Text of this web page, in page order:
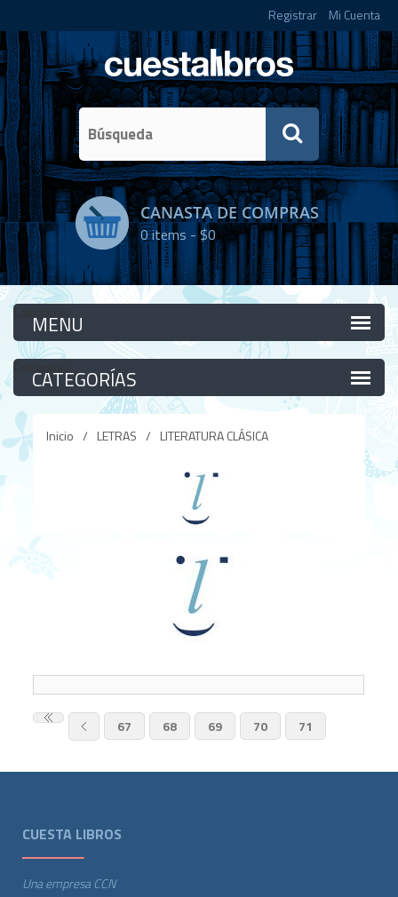
Registrar Mi Cuenta
CANASTA DE COMPRAS
0items -$0
Categorías
Categorías
Inicio / LETRAS / LITERATURA CLÁSICA
67 68 69 70 71
CUESTA LIBROS
Una empresa CCN